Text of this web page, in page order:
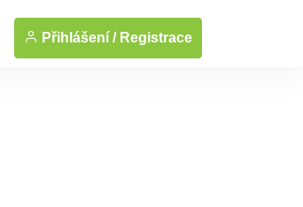
Přihlášení / Registrace
... Zobrazit fotografie